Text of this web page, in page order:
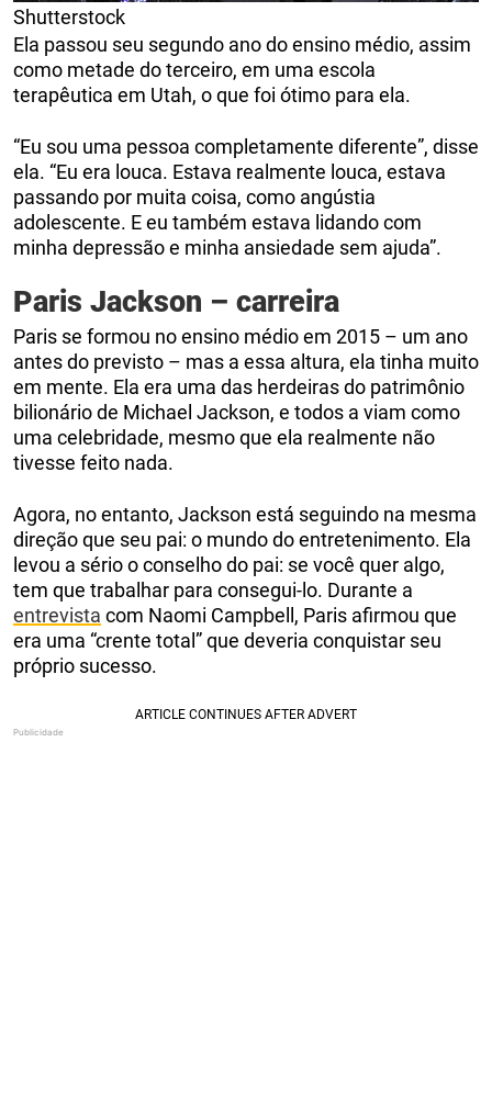
Shutterstock
Ela passou seu segundo ano do ensino médio, assim
como metade do terceiro, em uma escola
terapêutica em Utah, o que foi ótimo para ela.
“Eu sou uma pessoa completamente diferente”, disse
ela. “Eu era louca. Estava realmente louca, estava
passando por muita coisa, como angústia
adolescente. E eu também estava lidando com
minha depressão e minha ansiedade sem ajuda”.
Paris Jackson – carreira
Paris se formou no ensino médio em 2015 – um ano
antes do previsto – mas a essa altura, ela tinha muito
em mente. Ela era uma das herdeiras do patrimônio
bilionário de Michael Jackson, e todos a viam como
uma celebridade, mesmo que ela realmente não
tivesse feito nada.
Agora, no entanto, Jackson está seguindo na mesma
direção que seu pai: o mundo do entretenimento. Ela
levou a sério o conselho do pai: se você quer algo,
tem que trabalhar para consegui-lo. Durante a
entrevista com Naomi Campbell, Paris afirmou que
era uma “crente total” que deveria conquistar seu
próprio sucesso.